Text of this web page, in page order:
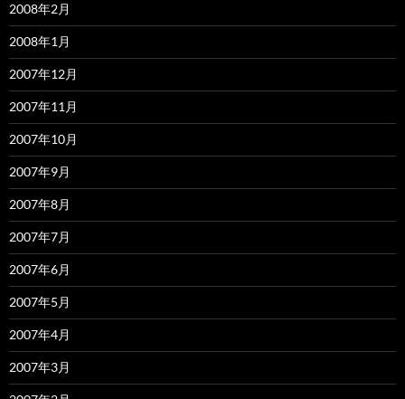
2008年2月
2008年1月
2007年12月
2007年11月
2007年10月
2007年9月
2007年8月
2007年7月
2007年6月
2007年5月
2007年4月
2007年3月